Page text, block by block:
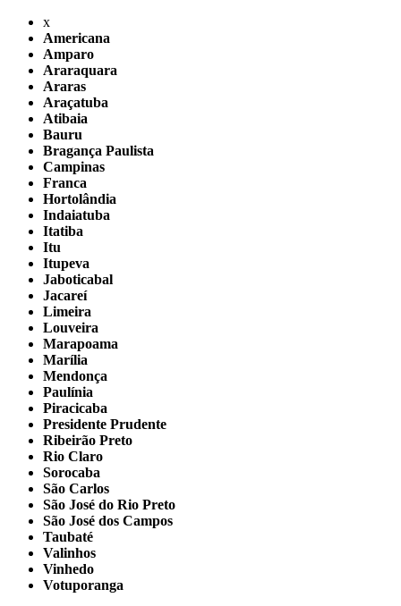
x
Americana
Amparo
Araraquara
Araras
Araçatuba
Atibaia
Bauru
Bragança Paulista
Campinas
Franca
Hortolândia
Indaiatuba
Itatiba
Itu
Itupeva
Jaboticabal
Jacareí
Limeira
Louveira
Marapoama
Marília
Mendonça
Paulínia
Piracicaba
Presidente Prudente
Ribeirão Preto
Rio Claro
Sorocaba
São Carlos
São José do Rio Preto
São José dos Campos
Taubaté
Valinhos
Vinhedo
Votuporanga